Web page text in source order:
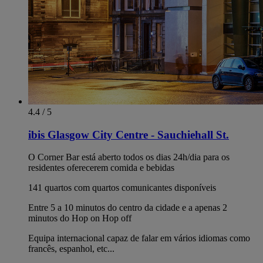
4.4 / 5
ibis Glasgow City Centre - Sauchiehall St.
O Corner Bar está aberto todos os dias 24h/dia para os
residentes oferecerem comida e bebidas
141 quartos com quartos comunicantes disponíveis
Entre 5 a 10 minutos do centro da cidade e a apenas 2
minutos do Hop on Hop off
Equipa internacional capaz de falar em vários idiomas como
francês, espanhol, etc...